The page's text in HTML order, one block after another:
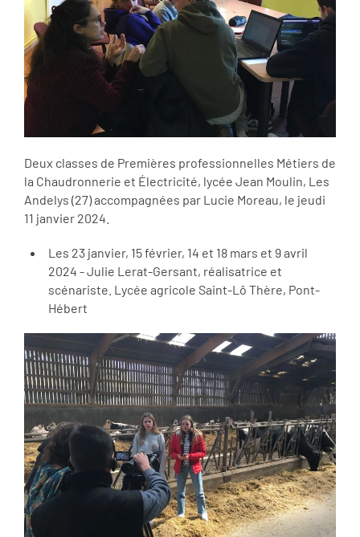
Deux classes de Premières professionnelles Métiers de
la Chaudronnerie et Électricité, lycée Jean Moulin, Les
Andelys (27) accompagnées par Lucie Moreau, le jeudi
11 janvier 2024.
Les 23 janvier, 15 février, 14 et 18 mars et 9 avril
2024 - Julie Lerat-Gersant, réalisatrice et
scénariste. Lycée agricole Saint-Lô Thère, Pont-
Hébert